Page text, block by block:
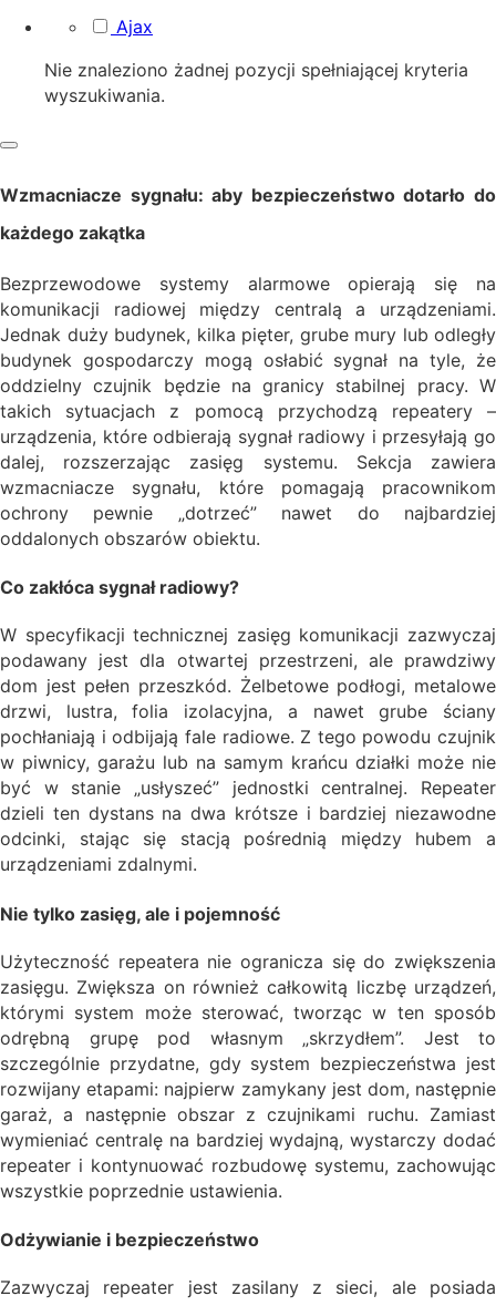
Ajax
Nie znaleziono żadnej pozycji spełniającej kryteria
wyszukiwania.
Wzmacniacze sygnału: aby bezpieczeństwo dotarło do
każdego zakątka
Bezprzewodowe systemy alarmowe opierają się na
komunikacji radiowej między centralą a urządzeniami.
Jednak duży budynek, kilka pięter, grube mury lub odległy
budynek gospodarczy mogą osłabić sygnał na tyle, że
oddzielny czujnik będzie na granicy stabilnej pracy. W
takich sytuacjach z pomocą przychodzą repeatery –
urządzenia, które odbierają sygnał radiowy i przesyłają go
dalej, rozszerzając zasięg systemu. Sekcja zawiera
wzmacniacze sygnału, które pomagają pracownikom
ochrony pewnie „dotrzeć” nawet do najbardziej
oddalonych obszarów obiektu.
Co zakłóca sygnał radiowy?
W specyfikacji technicznej zasięg komunikacji zazwyczaj
podawany jest dla otwartej przestrzeni, ale prawdziwy
dom jest pełen przeszkód. Żelbetowe podłogi, metalowe
drzwi, lustra, folia izolacyjna, a nawet grube ściany
pochłaniają i odbijają fale radiowe. Z tego powodu czujnik
w piwnicy, garażu lub na samym krańcu działki może nie
być w stanie „usłyszeć” jednostki centralnej. Repeater
dzieli ten dystans na dwa krótsze i bardziej niezawodne
odcinki, stając się stacją pośrednią między hubem a
urządzeniami zdalnymi.
Nie tylko zasięg, ale i pojemność
Użyteczność repeatera nie ogranicza się do zwiększenia
zasięgu. Zwiększa on również całkowitą liczbę urządzeń,
którymi system może sterować, tworząc w ten sposób
odrębną grupę pod własnym „skrzydłem”. Jest to
szczególnie przydatne, gdy system bezpieczeństwa jest
rozwijany etapami: najpierw zamykany jest dom, następnie
garaż, a następnie obszar z czujnikami ruchu. Zamiast
wymieniać centralę na bardziej wydajną, wystarczy dodać
repeater i kontynuować rozbudowę systemu, zachowując
wszystkie poprzednie ustawienia.
Odżywianie i bezpieczeństwo
Zazwyczaj repeater jest zasilany z sieci, ale posiada